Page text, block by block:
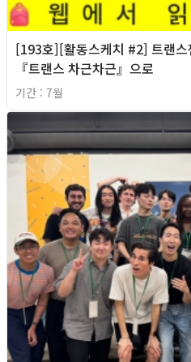
[193호][활동스케치 #2] 트랜스
『트랜스 차근차근』으로
기간 : 7월